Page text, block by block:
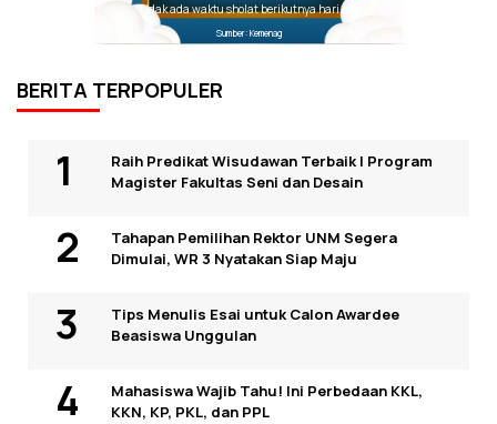
Tidak ada waktu sholat berikutnya hari ini.
Sumber: Kemenag
BERITA TERPOPULER
Raih Predikat Wisudawan Terbaik I Program
Magister Fakultas Seni dan Desain
Tahapan Pemilihan Rektor UNM Segera
Dimulai, WR 3 Nyatakan Siap Maju
Tips Menulis Esai untuk Calon Awardee
Beasiswa Unggulan
Mahasiswa Wajib Tahu! Ini Perbedaan KKL,
KKN, KP, PKL, dan PPL